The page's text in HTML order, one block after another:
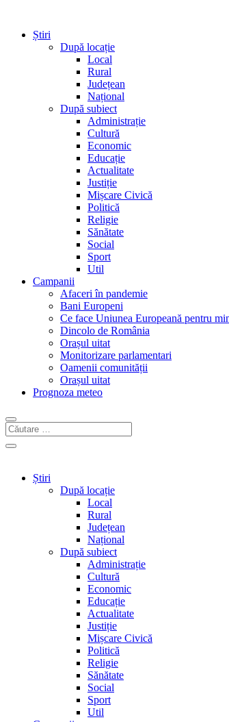
Știri
După locație
Local
Rural
Județean
Național
După subiect
Administrație
Cultură
Economic
Educație
Actualitate
Justiție
Mișcare Civică
Politică
Religie
Sănătate
Social
Sport
Util
Campanii
Afaceri în pandemie
Bani Europeni
Ce face Uniunea Europeană pentru
Dincolo de România
Orașul uitat
Monitorizare parlamentari
Oamenii comunității
Orașul uitat
Prognoza meteo
Știri
După locație
Local
Rural
Județean
Național
După subiect
Administrație
Cultură
Economic
Educație
Actualitate
Justiție
Mișcare Civică
Politică
Religie
Sănătate
Social
Sport
Util